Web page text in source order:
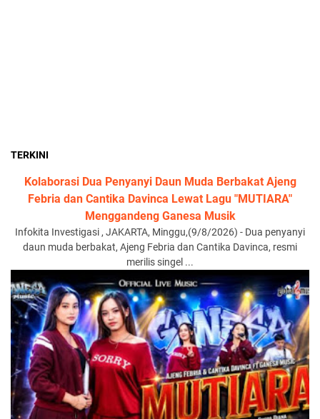
TERKINI
Kolaborasi Dua Penyanyi Daun Muda Berbakat Ajeng
Febria dan Cantika Davinca Lewat Lagu "MUTIARA"
Menggandeng Ganesa Musik
Infokita Investigasi , JAKARTA, Minggu,(9/8/2026) - Dua penyanyi
daun muda berbakat, Ajeng Febria dan Cantika Davinca, resmi
merilis singel ...